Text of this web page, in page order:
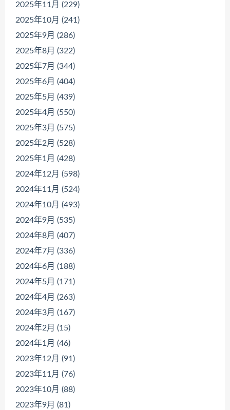
2025年11月 (229)
2025年10月 (241)
2025年9月 (286)
2025年8月 (322)
2025年7月 (344)
2025年6月 (404)
2025年5月 (439)
2025年4月 (550)
2025年3月 (575)
2025年2月 (528)
2025年1月 (428)
2024年12月 (598)
2024年11月 (524)
2024年10月 (493)
2024年9月 (535)
2024年8月 (407)
2024年7月 (336)
2024年6月 (188)
2024年5月 (171)
2024年4月 (263)
2024年3月 (167)
2024年2月 (15)
2024年1月 (46)
2023年12月 (91)
2023年11月 (76)
2023年10月 (88)
2023年9月 (81)